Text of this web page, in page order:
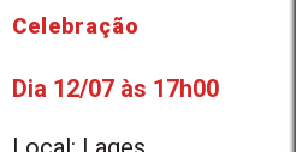
Celebração
Dia 12/07 às 17h00